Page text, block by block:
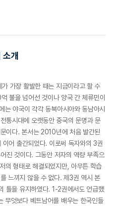
소개
가장 활발한 때는 지금이라고 할 수
불을 넘어선 것이나 양국 간 체류민이
는 야국이 각각 동북아시아와 동남아시
통시대에 오랫동안 중국의 문명과 문
이다. 본서는 2010년에 처음 발간된
어 출간되었다. 이로써 독자와의 3권
진 것이다. 그동안 저자의 역량 부족으
의 형태로 해결되었지만, 아무튼 학습
느끼지 않을 수 없다. 제3권 역시 본
틀을 유지하였다. 1-2권에서도 언급했
무엇보다 베트남어를 배우는 한국인들